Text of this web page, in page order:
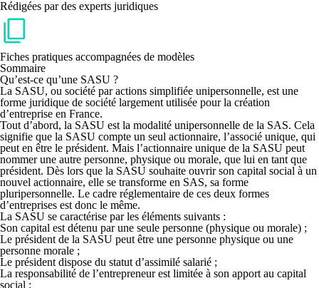
Rédigées par des experts juridiques
Fiches pratiques accompagnées de modèles
Sommaire
Qu’est-ce qu’une SASU ?
La SASU, ou société par actions simplifiée unipersonnelle, est une
forme juridique de société largement utilisée pour la création
d’entreprise en France.
Tout d’abord, la SASU est la modalité unipersonnelle de la SAS. Cela
signifie que la SASU compte un seul actionnaire, l’associé unique, qui
peut en être le président. Mais l’actionnaire unique de la SASU peut
nommer une autre personne, physique ou morale, que lui en tant que
président. Dès lors que la SASU souhaite ouvrir son capital social à un
nouvel actionnaire, elle se transforme en SAS, sa forme
pluripersonnelle. Le cadre réglementaire de ces deux formes
d’entreprises est donc le même.
La SASU se caractérise par les éléments suivants :
Son capital est détenu par une seule personne (physique ou morale) ;
Le président de la SASU peut être une personne physique ou une
personne morale ;
Le président dispose du statut d’assimilé salarié ;
La responsabilité de l’entrepreneur est limitée à son apport au capital
social ;